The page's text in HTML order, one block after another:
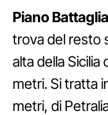
Piano Battaglia
trova del resto
alta della Sicilia
metri. Si tratta
metri, di